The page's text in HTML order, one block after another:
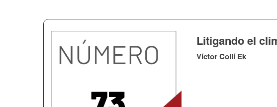
Litigando el
Víctor Collí Ek